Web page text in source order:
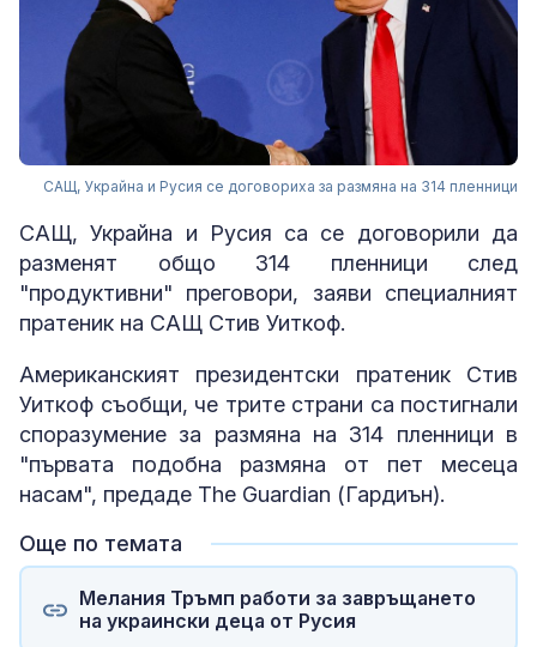
САЩ, Украйна и Русия се договориха за размяна на 314 пленници
САЩ, Украйна и Русия са се договорили да
разменят общо 314 пленници след
"продуктивни" преговори, заяви специалният
пратеник на САЩ Стив Уиткоф.
Американският президентски пратеник Стив
Уиткоф съобщи, че трите страни са постигнали
споразумение за размяна на 314 пленници в
"първата подобна размяна от пет месеца
насам", предаде The Guardian (Гардиън).
Още по темата
Мелания Тръмп работи за завръщането
на украински деца от Русия